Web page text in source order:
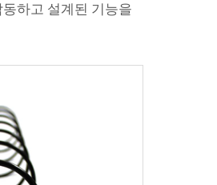
하고 설계된 기능을